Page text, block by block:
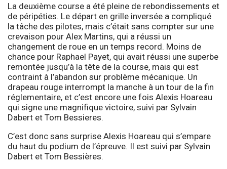
La deuxième course a été pleine de rebondissements et
de péripéties. Le départ en grille inversée a compliqué
la tâche des pilotes, mais c’était sans compter sur une
crevaison pour Alex Martins, qui a réussi un
changement de roue en un temps record. Moins de
chance pour Raphael Payet, qui avait réussi une superbe
remontée jusqu’à la tête de la course, mais qui est
contraint à l’abandon sur problème mécanique. Un
drapeau rouge interrompt la manche à un tour de la fin
réglementaire, et c’est encore une fois Alexis Hoareau
qui signe une magnifique victoire, suivi par Sylvain
Dabert et Tom Bessieres.
C’est donc sans surprise Alexis Hoareau qui s’empare
du haut du podium de l’épreuve. Il est suivi par Sylvain
Dabert et Tom Bessières.